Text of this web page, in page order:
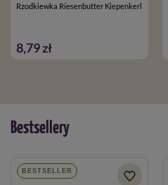
Rzodkiewka Riesenbutter Kiepenkerl
8,79 zł
Bestsellery
BESTSELLER